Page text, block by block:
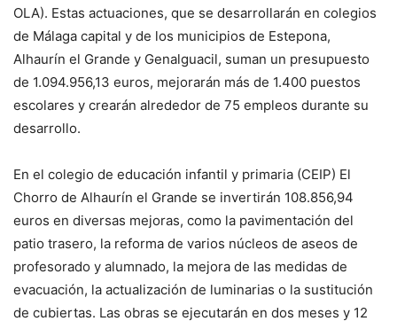
OLA). Estas actuaciones, que se desarrollarán en colegios
de Málaga capital y de los municipios de Estepona,
Alhaurín el Grande y Genalguacil, suman un presupuesto
de 1.094.956,13 euros, mejorarán más de 1.400 puestos
escolares y crearán alrededor de 75 empleos durante su
desarrollo.
En el colegio de educación infantil y primaria (CEIP) El
Chorro de Alhaurín el Grande se invertirán 108.856,94
euros en diversas mejoras, como la pavimentación del
patio trasero, la reforma de varios núcleos de aseos de
profesorado y alumnado, la mejora de las medidas de
evacuación, la actualización de luminarias o la sustitución
de cubiertas. Las obras se ejecutarán en dos meses y 12